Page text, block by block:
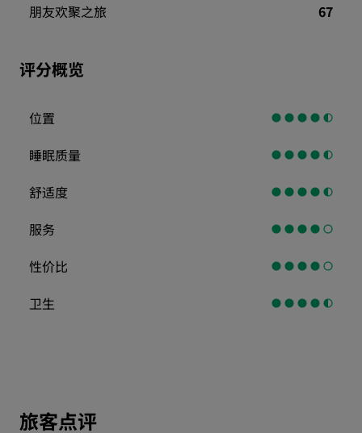
朋友欢聚之旅
67
评分概览
位置
睡眠质量
舒适度
服务
性价比
卫生
旅客点评